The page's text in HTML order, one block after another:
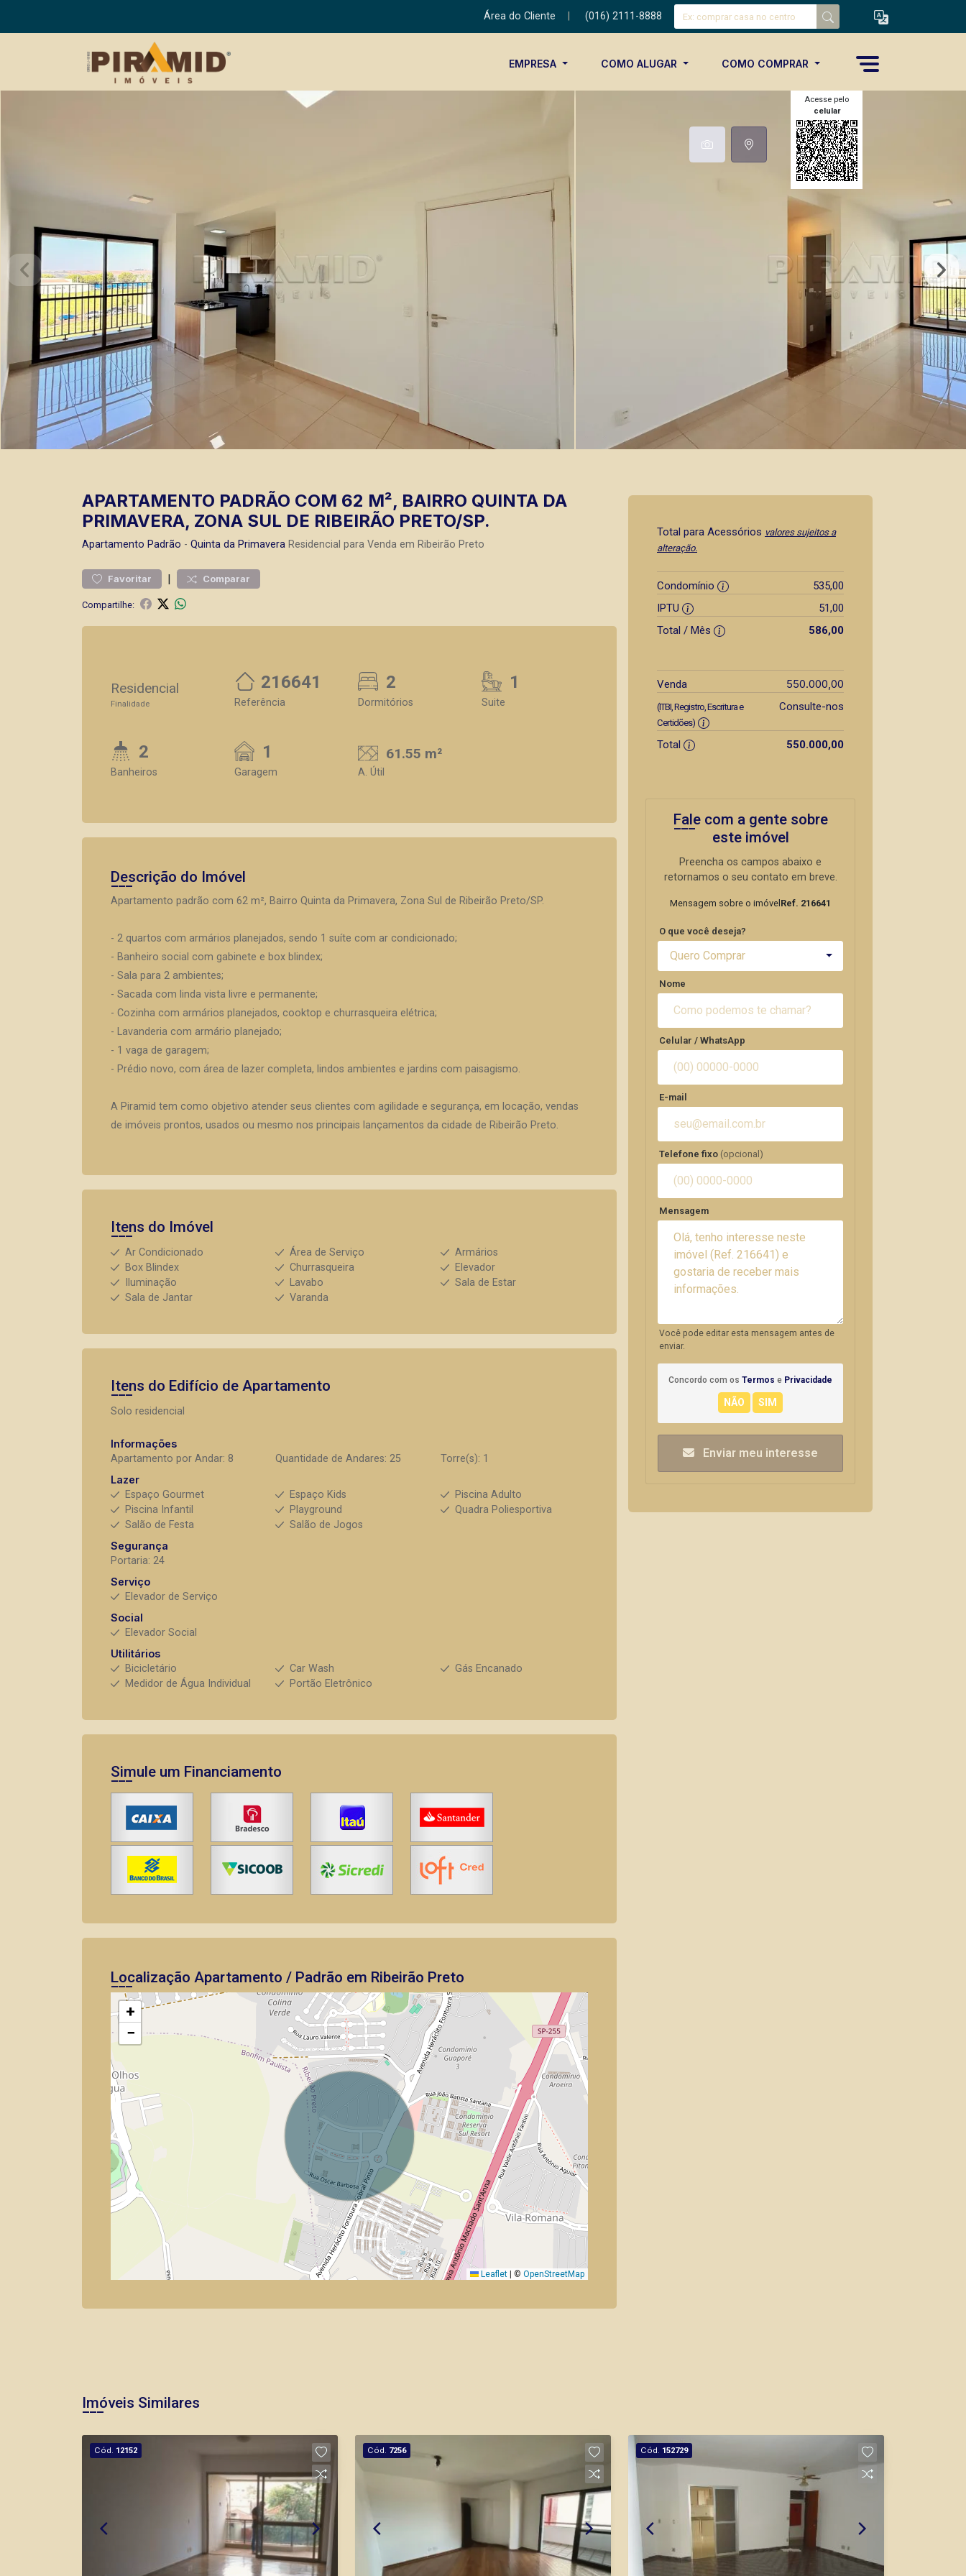
Área do Cliente (016) 2111-8888
EMPRESA COMO ALUGAR COMO COMPRAR
Acesse pelo
celular
APARTAMENTO PADRÃO COM 62 M², BAIRRO QUINTA DA
PRIMAVERA, ZONA SUL DE RIBEIRÃO PRETO/SP.
Apartamento Padrão - Quinta da Primavera Residencial para Venda em Ribeirão Preto
Favoritar | Comparar
Compartilhe:
Residencial
Finalidade
216641
Referência
2
Dormitórios
1
Suite
2
Banheiros
1
Garagem
61.55 m²
A. Útil
Descrição do Imóvel
Apartamento padrão com 62 m², Bairro Quinta da Primavera, Zona Sul de Ribeirão Preto/SP.
- 2 quartos com armários planejados, sendo 1 suíte com ar condicionado;
- Banheiro social com gabinete e box blindex;
- Sala para 2 ambientes;
- Sacada com linda vista livre e permanente;
- Cozinha com armários planejados, cooktop e churrasqueira elétrica;
- Lavanderia com armário planejado;
- 1 vaga de garagem;
- Prédio novo, com área de lazer completa, lindos ambientes e jardins com paisagismo.
A Piramid tem como objetivo atender seus clientes com agilidade e segurança, em locação, vendas
de imóveis prontos, usados ou mesmo nos principais lançamentos da cidade de Ribeirão Preto.
Itens do Imóvel
Ar Condicionado Área de Serviço
Armários
Box Blindex
Churrasqueira
Elevador
Iluminação
Lavabo
Sala de Estar
Sala de Jantar
Varanda
Itens do Edifício de Apartamento
Solo residencial
Informações
Apartamento por Andar: 8
Quantidade de Andares: 25
Torre(s): 1
Lazer
Espaço Gourmet
Espaço Kids
Piscina Adulto
Piscina Infantil
Playground
Quadra Poliesportiva
Salão de Festa
Salão de Jogos
Segurança
Portaria: 24
Serviço
Elevador de Serviço
Social
Elevador Social
Utilitários
Bicicletário
Car Wash
Gás Encanado
Medidor de Água Individual
Portão Eletrônico
Simule um Financiamento
Localização Apartamento / Padrão em Ribeirão Preto
+
−
Leaflet © OpenStreetMap
Total para Acessórios valores sujeitos a
alteração.
Condomínio
535,00
IPTU
51,00
Total / Mês
586,00
Venda 550.000,00
(ITBI, Registro, Escritura e
Certidões)
Consulte-nos
Total 550.000,00
Fale com a gente sobre
este imóvel
Preencha os campos abaixo e
retornamos o seu contato em breve.
Mensagem sobre o imóvel Ref. 216641
O que você deseja?
Quero Comprar
Nome
Celular / WhatsApp
E-mail
Telefone fixo (opcional)
Mensagem
Você pode editar esta mensagem antes de
enviar.
Concordo com os Termos e Privacidade
Enviar meu interesse
Imóveis Similares
Cód. 12152 Cód. 7256 Cód. 152729